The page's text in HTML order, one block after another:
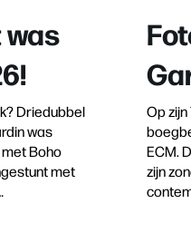
was
Driedubbel
was
Boho
met
Op
ECM.
zijn